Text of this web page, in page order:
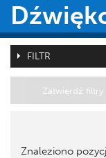
FILTR
Zatwierdź filtry
Znaleziono